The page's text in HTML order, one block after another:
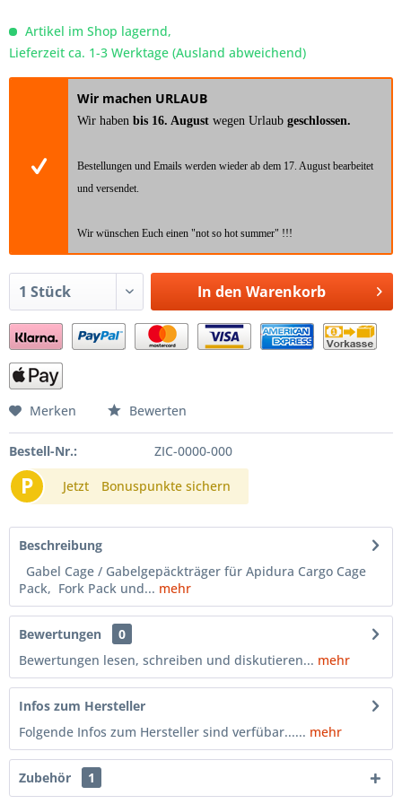
Artikel im Shop lagernd,
Lieferzeit ca. 1-3 Werktage (Ausland abweichend)
Wir machen URLAUB
Wir haben bis 16. August wegen Urlaub geschlossen.
Bestellungen und Emails werden wieder ab dem 17. August bearbeitet
und versendet.
Wir wünschen Euch einen "not so hot summer" !!!
In den Warenkorb
Merken Bewerten
Bestell-Nr.: ZIC-0000-000
P Jetzt Bonuspunkte sichern
Beschreibung
Gabel Cage / Gabelgepäckträger für Apidura Cargo Cage
Pack, Fork Pack und... mehr
Bewertungen
0
Bewertungen lesen, schreiben und diskutieren... mehr
Infos zum Hersteller
Folgende Infos zum Hersteller sind verfübar...... mehr
Zubehör 1